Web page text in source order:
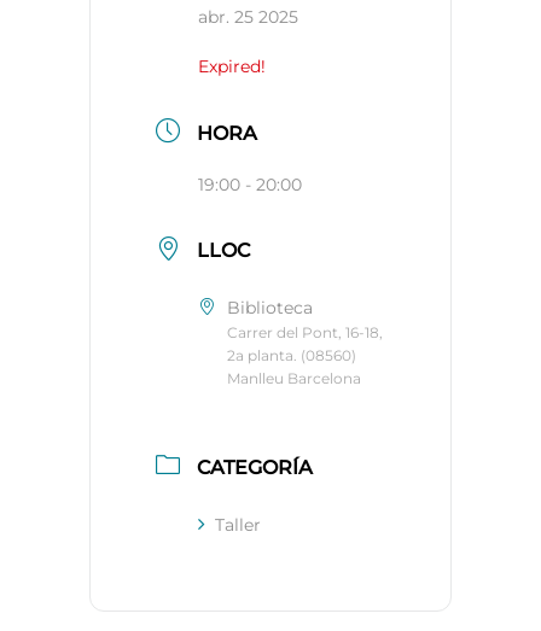
abr. 25 2025
Expired!
HORA
19:00 - 20:00
LLOC
Biblioteca
Carrer del Pont, 16-18,
2a planta. (08560)
Manlleu Barcelona
CATEGORÍA
Taller